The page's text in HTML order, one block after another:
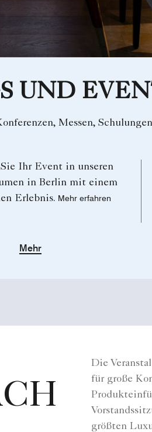
UND
Messen,
Ihr Event in unseren
in Berlin mit einem
Erlebnis. Mehr erfahren
Mehr
Die
für große
größten